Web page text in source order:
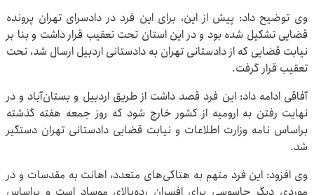
وی توضیح داد: پیش از این، برای این فرد در دادسرای تهران پرونده
قضایی تشکیل شده بود و در این استان تحت تعقیب قرار داشت و بنا بر
نیابت قضایی که از دادستانی تهران به دادستانی اردبیل ارسال شد، تحت
تعقیب قرار گرفت.
آفاقی ادامه داد: این فرد قصد داشت از طریق اردبیل و بستان‌آباد و در
نهایت رفتن به ارومیه از کشور خارج شود که روز جمعه هفته گذشته
براساس نامه وزارت اطلاعات و نیابت قضایی دادستانی تهران دستگیر
شد.
وی افزود: این فرد متهم به هتاکی‌های متعدد، اهانت به مقدسات و در